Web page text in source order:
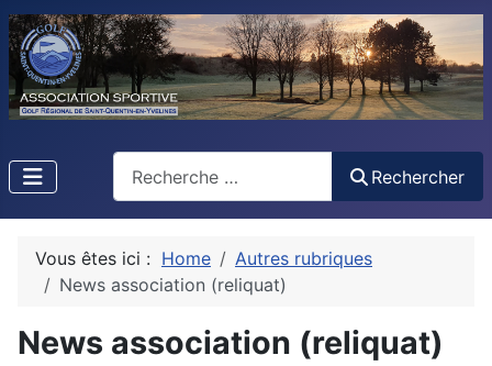
Rechercher
Vous êtes ici : Home
Autres rubriques
News association (reliquat)
News association (reliquat)